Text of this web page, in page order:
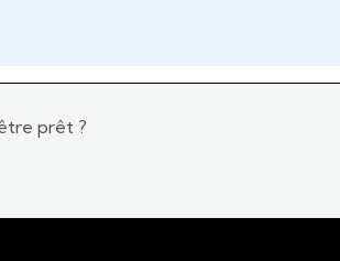
prêt ?